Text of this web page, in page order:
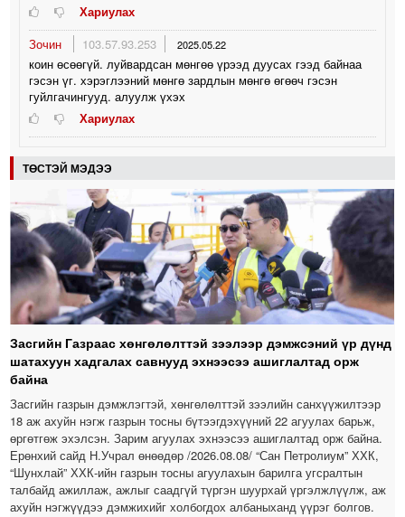
Хариулах
Зочин
103.57.93.253 2025.05.22
коин өсөөгүй. луйвардсан мөнгөө үрээд дуусах гээд байнаа
гэсэн үг. хэрэглээний мөнгө зардлын мөнгө өгөөч гэсэн
гуйлгачингууд. алуулж үхэх
Хариулах
ТӨСТЭЙ МЭДЭЭ
Засгийн Газраас хөнгөлөлттэй зээлээр дэмжсэний үр дүнд
шатахуун хадгалах савнууд эхнээсээ ашиглалтад орж
байна
Засгийн газрын дэмжлэгтэй, хөнгөлөлттэй зээлийн санхүүжилтээр
18 аж ахуйн нэгж газрын тосны бүтээгдэхүүний 22 агуулах барьж,
өргөтгөж эхэлсэн. Зарим агуулах эхнээсээ ашиглалтад орж байна.
Ерөнхий сайд Н.Учрал өнөөдөр /2026.08.08/ “Сан Петролиум” ХХК,
“Шунхлай” ХХК-ийн газрын тосны агуулахын барилга угсралтын
талбайд ажиллаж, ажлыг саадгүй түргэн шуурхай үргэлжлүүлж, аж
ахуйн нэгжүүдээ дэмжихийг холбогдох албаныханд үүрэг болгов.